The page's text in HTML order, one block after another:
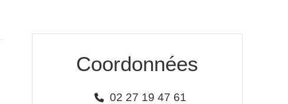
Coordonnées
02 27 19 47 61